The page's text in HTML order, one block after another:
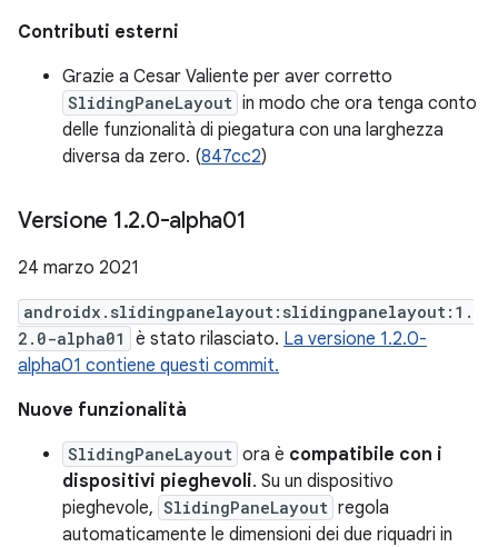
Contributi esterni
Grazie a Cesar Valiente per aver corretto
SlidingPaneLayout in modo che ora tenga conto
delle funzionalità di piegatura con una larghezza
diversa da zero. (847cc2)
Versione 1.2.0-alpha01
24 marzo 2021
androidx.slidingpanelayout:slidingpanelayout:1.
2.0-alpha01
è stato rilasciato. La versione 1.2.0-
alpha01 contiene questi commit.
Nuove funzionalità
SlidingPaneLayout ora è compatibile con i
dispositivi pieghevoli. Su un dispositivo
pieghevole, SlidingPaneLayout regola
automaticamente le dimensioni dei due riquadri in